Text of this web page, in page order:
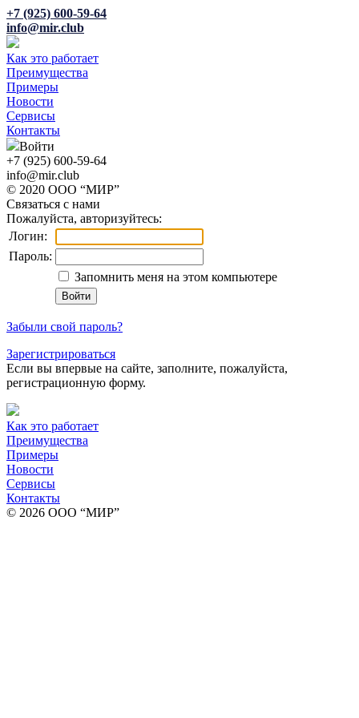
+7 (925) 600-59-64
info@mir.club
Как это работает
Преимущества
Примеры
Новости
Сервисы
Контакты
Войти
+7 (925) 600-59-64
info@mir.club
© 2020 ООО “МИР”
Связаться с нами
Пожалуйста, авторизуйтесь:
Логин:
Пароль:
Запомнить меня на этом компьютере
Забыли свой пароль?
Зарегистрироваться
Если вы впервые на сайте, заполните, пожалуйста,
регистрационную форму.
Как это работает
Преимущества
Примеры
Новости
Сервисы
Контакты
© 2026 ООО “МИР”